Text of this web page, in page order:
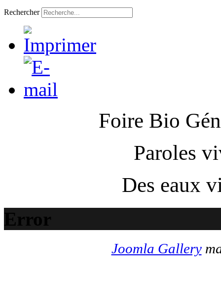
Rechercher
Foire Bio
Paroles
Des eaux
Error
Joomla Gallery